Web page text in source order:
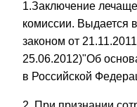
1.Заключение
комиссии. Выдается
законом от
25.06.2012)"Об
в Российской